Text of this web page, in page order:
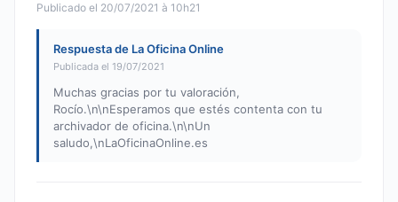
Publicado el 20/07/2021 à 10h21
Respuesta de La Oficina Online
Publicada el 19/07/2021
Muchas gracias por tu valoración,
Rocío.\n\nEsperamos que estés contenta con tu
archivador de oficina.\n\nUn
saludo,\nLaOficinaOnline.es